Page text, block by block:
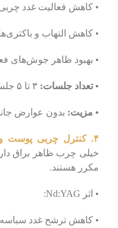
• کاهش فعالیت غدد
• کاهش التهاب و
• بهبود ظاهر جوش‌های
• تعداد جلسات:
• مزیت: بدون عوارض
۴. کنترل چربی پوست و کاهش برق صورت:
خیلی چرب ظاهر براق
مکرر هستند.
• اثر Nd:YAG:
• کاهش ترشح غدد